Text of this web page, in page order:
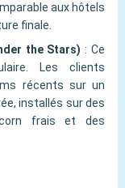
aux hôtels
finale.
the Stars) :Ce
Les clients
récents sur un
installés sur des
frais et des